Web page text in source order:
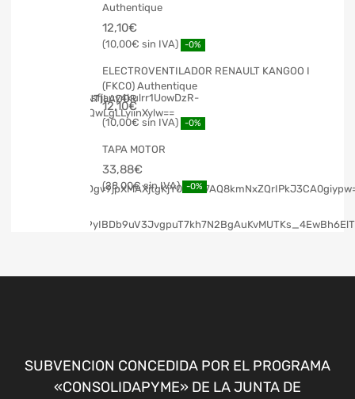
Authentique
12,10€
10,00€ -0%
ELECTROVENTILADOR RENAULT KANGOO I
(FKC0) Authentique
12,10€
10,00€ -0%
TAPA MOTOR
33,88€
28,00€ -0%
SUBVENCION CONCEDIDA POR EL PROGRAMA
«CONSOLIDAPYME» DE LA JUNTA DE